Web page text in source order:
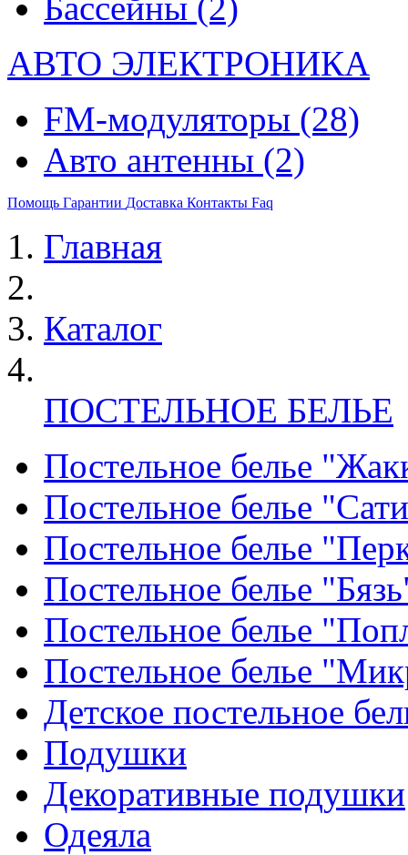
АВТО ЭЛЕКТРОНИКА
FM-модуляторы (28)
Авто антенны (2)
Помощь Гарантии Доставка Контакты Faq
Главная
Каталог
ПОСТЕЛЬНОЕ БЕЛЬЕ
Постельное белье
Постельное белье
Постельное белье
Постельное белье
Постельное белье
Постельное белье
Детское постельное
Подушки
Декоративные подушки
Одеяла